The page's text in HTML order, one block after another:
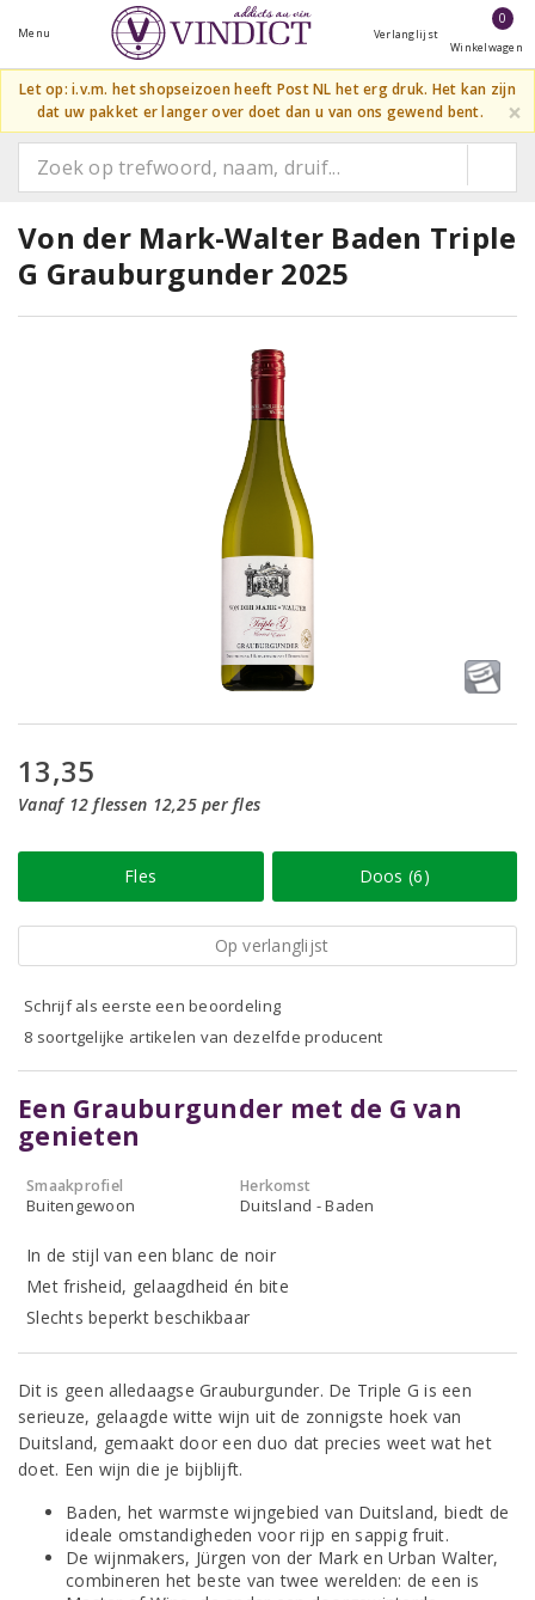
Menu Verlanglijst
0
Winkelwagen
Let op: i.v.m. het shopseizoen heeft Post NL het erg druk. Het kan zijn
dat uw pakket er langer over doet dan u van ons gewend bent.
×
Von der Mark-Walter Baden Triple
G Grauburgunder 2025
13,35
Vanaf 12 flessen 12,25 per fles
Fles Doos (6)
Op verlanglijst
Schrijf als eerste een beoordeling
8 soortgelijke artikelen van dezelfde producent
Een Grauburgunder met de G van
genieten
Smaakprofiel
Buitengewoon
Herkomst
Duitsland - Baden
In de stijl van een blanc de noir
Met frisheid, gelaagdheid én bite
Slechts beperkt beschikbaar
Dit is geen alledaagse Grauburgunder. De Triple G is een
serieuze, gelaagde witte wijn uit de zonnigste hoek van
Duitsland, gemaakt door een duo dat precies weet wat het
doet. Een wijn die je bijblijft.
Baden, het warmste wijngebied van Duitsland, biedt de
ideale omstandigheden voor rijp en sappig fruit.
De wijnmakers, Jürgen von der Mark en Urban Walter,
combineren het beste van twee werelden: de een is